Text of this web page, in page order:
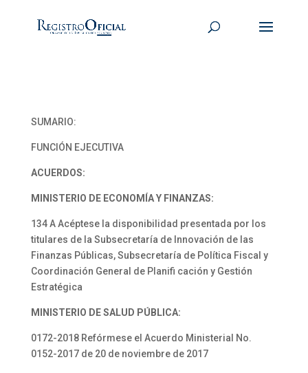
SUMARIO:
FUNCIÓN EJECUTIVA
ACUERDOS:
MINISTERIO DE ECONOMÍA Y FINANZAS:
134 A Acéptese la disponibilidad presentada por los
titulares de la Subsecretaría de Innovación de las
Finanzas Públicas, Subsecretaría de Política Fiscal y
Coordinación General de Planifi cación y Gestión
Estratégica
MINISTERIO DE SALUD PÚBLICA:
0172-2018 Refórmese el Acuerdo Ministerial No.
0152-2017 de 20 de noviembre de 2017